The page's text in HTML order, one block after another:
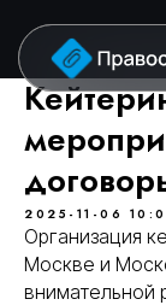
2025-11-06
Организация
Москве и
внимательной